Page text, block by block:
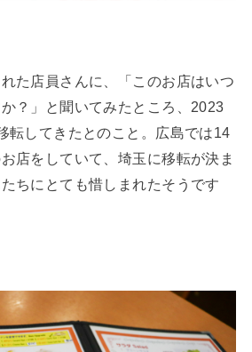
た店員さんに、「このお店はいつ
？」と聞いてみたところ、2023
転してきたとのこと。広島では14
店をしていて、埼玉に移転が決ま
ちにとても惜しまれたそうです